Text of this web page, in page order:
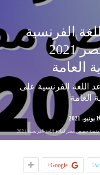
الفرنسية
على منصة حصص مصر 2021
العامة
اللغة الفرنسية على
2021
حصص مصر لمادة اللغة الفرنسية 2021
Google+